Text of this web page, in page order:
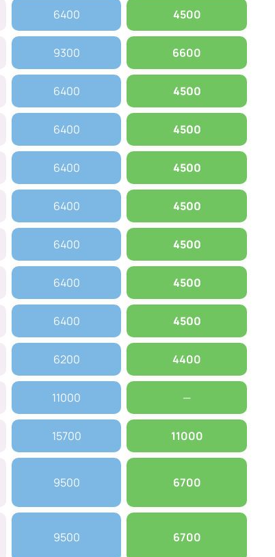
6400 4500
9300 6600
6400 4500
6400 4500
6400 4500
6400 4500
6400 4500
6400 4500
6400 4500
6200 4400
11000 —
15700 11000
9500 6700
9500 6700